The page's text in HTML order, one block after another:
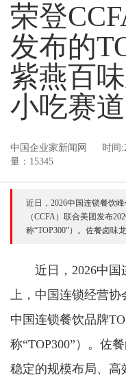
荣登
发布的
紫燕百
小吃赛道
中国企业家新闻网 时间
量：15345
近日，2026中国连锁餐饮
（CCFA）联合美团发布
称“TOP300”）。佐餐卤味
近日，2026中
上，中国连锁经营协
中国连锁餐饮品牌
称“TOP300”）。佐
稳定的规模布局、高